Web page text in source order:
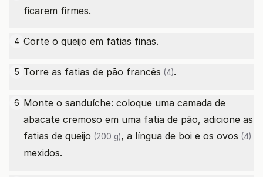
ficarem firmes.
4 Corte o queijo em fatias finas.
5 Torre as fatias de pão francês (4).
6 Monte o sanduíche: coloque uma camada de
abacate cremoso em uma fatia de pão, adicione as
fatias de queijo (200 g), a língua de boi e os ovos (4)
mexidos.